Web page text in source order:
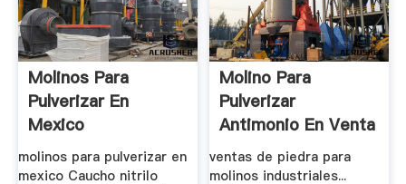
Molinos Para
Pulverizar En
Mexico
molinos para pulverizar en
mexico Caucho nitrilo
Molino Para
Pulverizar
Antimonio En Venta
Honduras
ventas de piedra para
molinos industriales...